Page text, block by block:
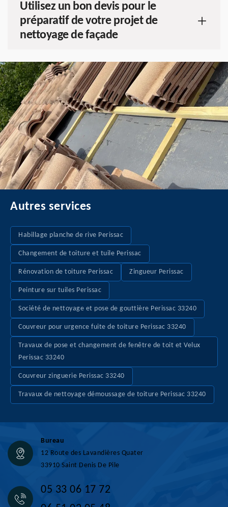
Utilisez un bon devis pour le
préparatif de votre projet de
nettoyage de façade
Autres services
Habillage planche de rive Perissac
Changement de toiture et tuile Perissac
Rénovation de toiture Perissac Zingueur Perissac
Peinture sur tuiles Perissac
Société de nettoyage et pose de gouttière Perissac 33240
Couvreur pour urgence fuite de toiture Perissac 33240
Travaux de pose et changement de fenêtre de toit et Velux
Perissac 33240
Couvreur zinguerie Perissac 33240
Travaux de nettoyage démoussage de toiture Perissac 33240
Bureau
12 Route des Lavandières Quater
33910 Saint Denis De Pile
05 33 06 17 72